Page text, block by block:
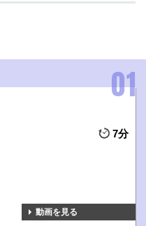
7分
動画を見る